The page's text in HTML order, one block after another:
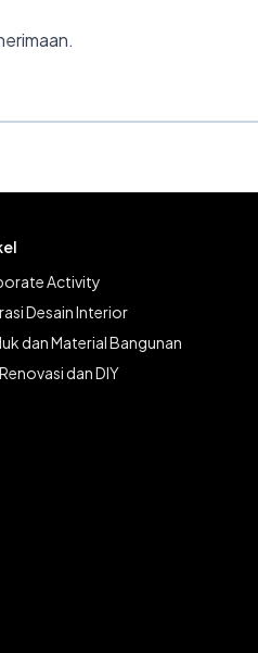
Activity
Desain Interior
dan Material Bangunan
dan DIY